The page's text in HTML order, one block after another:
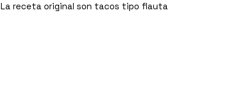
receta original son tacos tipo flauta